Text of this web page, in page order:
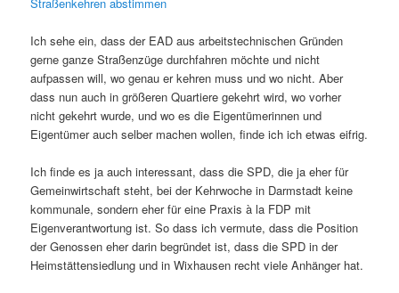
Ich sehe ein, dass der EAD aus arbeitstechnischen Gründen
gerne ganze Straßenzüge durchfahren möchte und nicht
aufpassen will, wo genau er kehren muss und wo nicht. Aber
dass nun auch in größeren Quartiere gekehrt wird, wo vorher
nicht gekehrt wurde, und wo es die Eigentümerinnen und
Eigentümer auch selber machen wollen, finde ich ich etwas eifrig.
Ich finde es ja auch interessant, dass die SPD, die ja eher für
Gemeinwirtschaft steht, bei der Kehrwoche in Darmstadt keine
kommunale, sondern eher für eine Praxis à la FDP mit
Eigenverantwortung ist. So dass ich vermute, dass die Position
der Genossen eher darin begründet ist, dass die SPD in der
Heimstättensiedlung und in Wixhausen recht viele Anhänger hat.